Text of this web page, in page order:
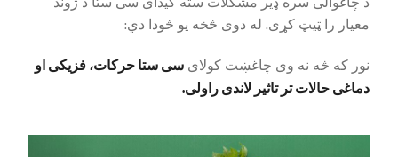
معیار را ټیټ کړی. له دوی څخه یو څودا دي:
نور که څه نه وی چاغښت کولای سی ستا حرکات، فزیکی او
دماغی حالات تر تاثیر لاندی راولی.